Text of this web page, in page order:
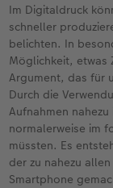
Im Digitaldruck
schneller
belichten. In
Möglichkeit, etwas
Argument, das für
Durch die
Aufnahmen
normalerweise im
müssten. Es
der zu nahezu
Smartphone